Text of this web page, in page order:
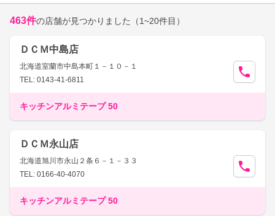
463件の店舗が見つかりました （1~20件目）
ＤＣＭ中島店
北海道室蘭市中島本町１－１０－１
TEL: 0143-41-6811
キッチンアルミテープ 50
ＤＣＭ永山店
北海道旭川市永山２条６－１－３３
TEL: 0166-40-4070
キッチンアルミテープ 50